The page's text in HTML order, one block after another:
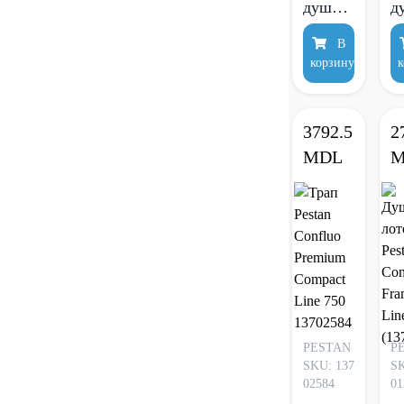
душа
Pestan
Confluo
Compact
(чёрный
матовый)
13702525
В
корзину
3792.5
MDL
PESTAN
SKU: 137
02584